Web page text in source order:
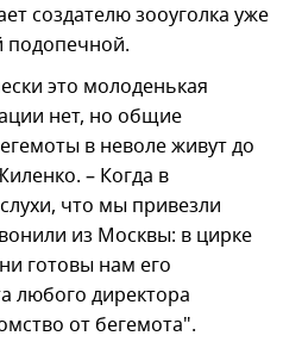
создателю зооуголка уже
подопечной.
это молоденькая
нет, но общие
в неволе живут до
– Когда в
что мы привезли
из Москвы: в цирке
готовы нам его
любого директора
от бегемота".